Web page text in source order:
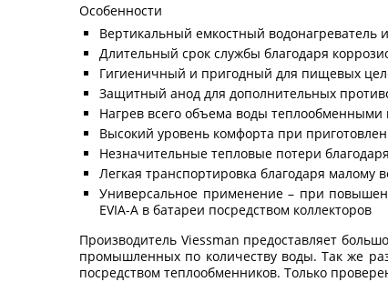
Особенности
Вертикальный емкостный
Длительный срок службы благодаря
Гигиеничный и пригодный для пищевых
Защитный анод для дополнительных
Нагрев всего объема воды теплообменными
Высокий уровень комфорта при
Незначительные тепловые потери
Легкая транспортировка благодаря малому
Универсальное применение – при
EVIA-A в батареи посредством коллекторов
Производитель Viessman предоставляет
промышленных по количеству воды. Так же
посредством теплообменников. Только